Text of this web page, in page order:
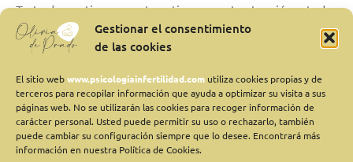
Gestionar el consentimiento
de las cookies
El sitio webwww.psicologiainfertilidad.com utiliza cookies propias y de
terceros para recopilar información que ayuda a optimizar su visita a sus
páginas web. No se utilizarán las cookies para recoger información de
carácter personal. Usted puede permitir su uso o rechazarlo, también
puede cambiar su configuración siempre que lo desee. Encontrará más
información en nuestra Política de Cookies.
Trata de continuar con tu rutina y presta atención a todas
aquellas cosas que te gusta hacer y te resultan
placenteras
, por muy simples que parezcan, como puede
paseo. Porque de esta manera, estarás focalizando tu
atención en todo lo positivo que te rodea, que no es
poco.
Para combatir la incertidumbre y el miedo puedes hacer